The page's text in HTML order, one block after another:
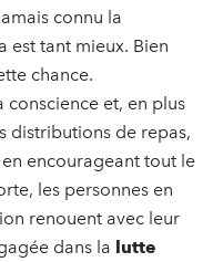
connu la
est tant mieux. Bien
chance.
conscience et, en plus
distributions de repas,
en encourageant tout le
les personnes en
renouent avec leur
dans la lutte